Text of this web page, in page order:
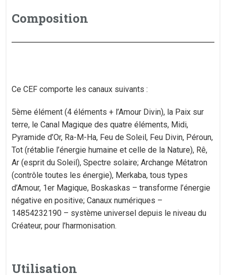
Composition
Ce CEF comporte les canaux suivants :
5ème élément (4 éléments + l’Amour Divin), la Paix sur
terre, le Canal Magique des quatre éléments, Midi,
Pyramide d’Or, Ra-M-Ha, Feu de Soleil, Feu Divin, Péroun,
Tot (rétablie l’énergie humaine et celle de la Nature), Rê,
Ar (esprit du Soleil), Spectre solaire; Archange Métatron
(contrôle toutes les énergie), Merkaba, tous types
d’Amour, 1er Magique, Boskaskas – transforme l’énergie
négative en positive; Canaux numériques –
14854232190 – système universel depuis le niveau du
Créateur, pour l’harmonisation.
Utilisation